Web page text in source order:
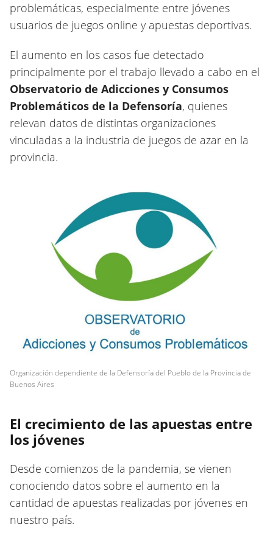
problemáticas, especialmente entre jóvenes
usuarios de juegos online y apuestas deportivas.
El aumento en los casos fue detectado
principalmente por el trabajo llevado a cabo en el
Observatorio de Adicciones y Consumos
Problemáticos de la Defensoría, quienes
relevan datos de distintas organizaciones
vinculadas a la industria de juegos de azar en la
provincia.
Organización dependiente de la Defensoría del Pueblo de la Provincia de
Buenos Aires
El crecimiento de las apuestas entre
los jóvenes
Desde comienzos de la pandemia, se vienen
conociendo datos sobre el aumento en la
cantidad de apuestas realizadas por jóvenes en
nuestro país.